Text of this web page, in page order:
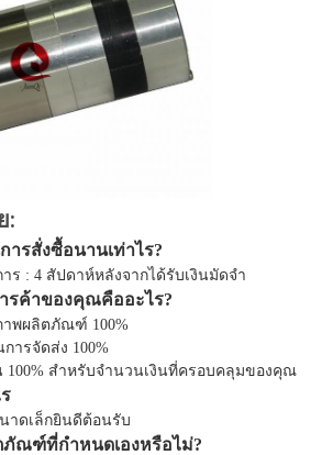
:
ารสั่งซื้อนานเท่าไร?
ร : 4 สัปดาห์หลังจากได้รับเงินมัดจำ
รค้าของคุณคืออะไร?
พผลิตภัณฑ์ 100%
ารจัดส่ง 100%
100% สำหรับจำนวนเงินที่ครอบคลุมของคุณ
าดเล็กยินดีต้อนรับ
ณฑ์ที่กำหนดเองหรือไม่?